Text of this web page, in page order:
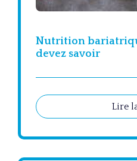
Nutrition
devez savoir
Lire